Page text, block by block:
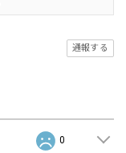
通報する
0